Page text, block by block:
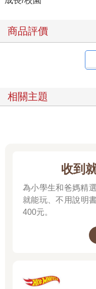
商品評價
相關主題
收到
為小學生和爸媽精
就能玩、不用說明
400元。